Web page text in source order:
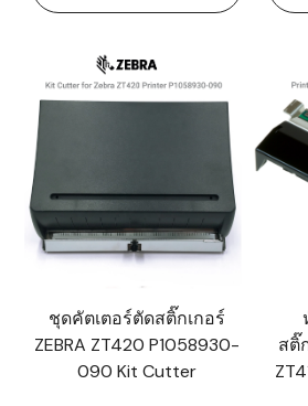
ชุดคัตเตอร์ตัดสติ๊กเกอร์
ZEBRA ZT420 P1058930-
090 Kit Cutter
สติ๊